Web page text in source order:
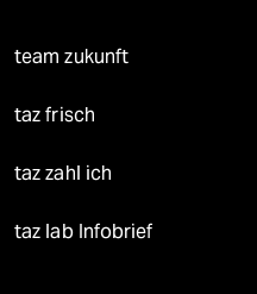
team zukunft
taz frisch
taz zahl ich
taz lab Infobrief